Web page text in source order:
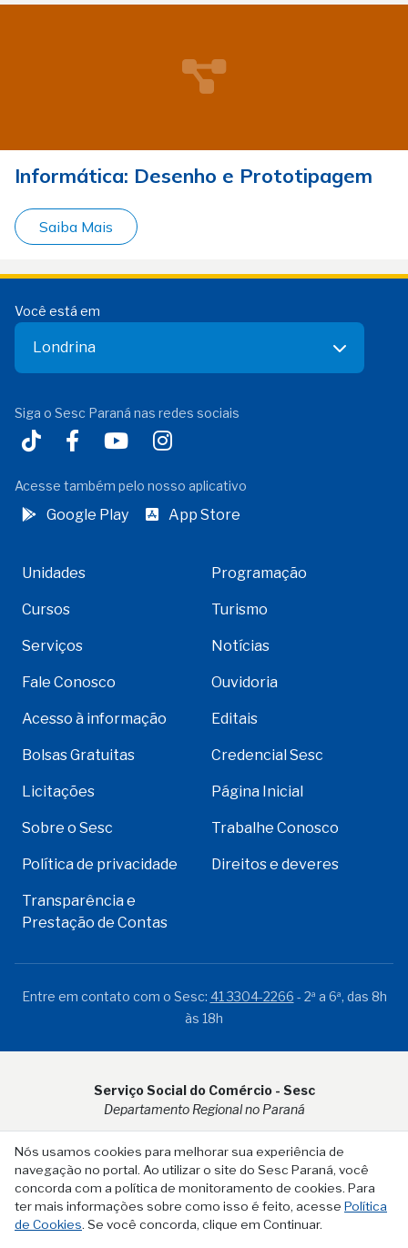
Nós usamos cookies para melhorar sua experiência de
navegação no portal. Ao utilizar o site do Sesc Paraná, você
concorda com a política de monitoramento de cookies. Para
ter mais informações sobre como isso é feito, acesse Política
de Cookies. Se você concorda, clique em Continuar.
Informática: Desenho e Prototipagem
Saiba Mais
Você está em
Londrina
Siga o Sesc Paraná nas redes sociais
Acesse também pelo nosso aplicativo
Google Play App Store
Unidades Programação
Cursos Turismo
Serviços Notícias
Fale Conosco Ouvidoria
Acesso à informação Editais
Bolsas Gratuitas Credencial Sesc
Licitações Página Inicial
Sobre o Sesc Trabalhe Conosco
Política de privacidade Direitos e deveres
Transparência e
Prestação de Contas
Entre em contato com o Sesc: 41 3304-2266 - 2ª a 6ª, das 8h
às 18h
Serviço Social do Comércio - Sesc
Departamento Regional no Paraná
Rua Visconde do Rio Branco, 931 - CEP 80.410-001 - Curitiba -
PR